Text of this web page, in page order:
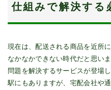
仕組みで解決する
現在は、配送される商品を近所
なかなかできない時代だと思い
問題を解決するサービスが登場
駅にもありますが、宅配会社や